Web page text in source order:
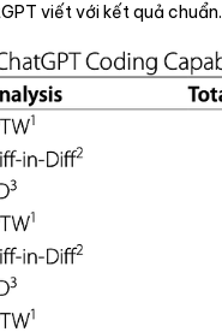
viết với kết quả chuẩn.